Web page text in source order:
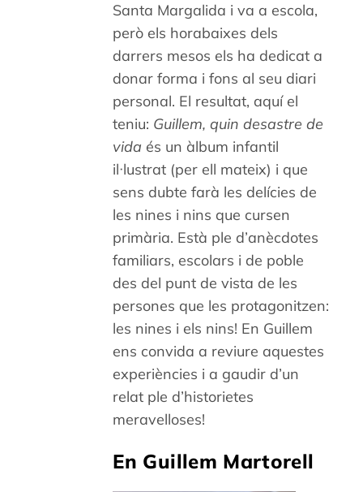
Santa Margalida i va a escola,
però els horabaixes dels
darrers mesos els ha dedicat a
donar forma i fons al seu diari
personal. El resultat, aquí el
teniu: Guillem, quin desastre de
vida és un àlbum infantil
il·lustrat (per ell mateix) i que
sens dubte farà les delícies de
les nines i nins que cursen
primària. Està ple d’anècdotes
familiars, escolars i de poble
des del punt de vista de les
persones que les protagonitzen:
les nines i els nins! En Guillem
ens convida a reviure aquestes
experiències i a gaudir d’un
relat ple d’historietes
meravelloses!
En Guillem Martorell